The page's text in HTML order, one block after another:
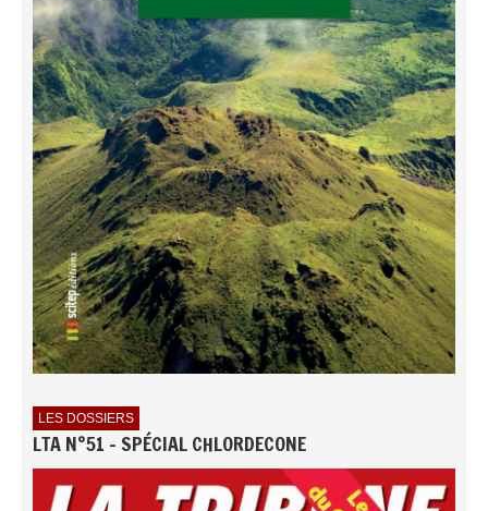
LES DOSSIERS
LTA N°51 - SPÉCIAL CHLORDECONE